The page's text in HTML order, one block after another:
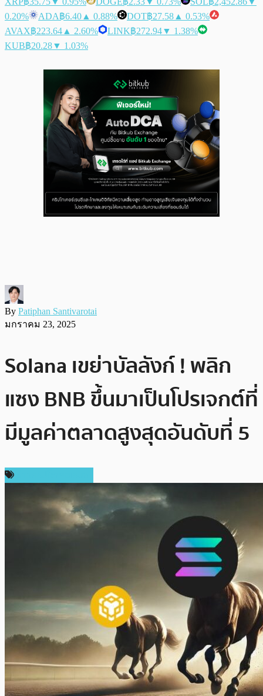
0.20%
ADA฿6.40 ▲ 0.88% DOT฿27.58 ▲ 0.53%
AVAX฿223.64 ▲ 2.60% LINK฿272.94▼ 1.38%
KUB฿20.28▼ 1.03%
By Patiphan Santivarotai
มกราคม 23, 2025
Solana เขย่าบัลลังก์ ! พลิก
แซง BNB ขึ้นมาเป็นโปรเจกต์ที่
มีมูลค่าตลาดสูงสุดอันดับที่ 5